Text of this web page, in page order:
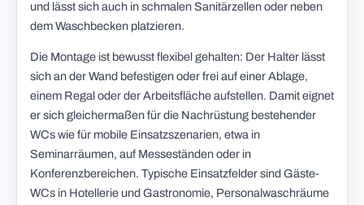
und lässt sich auch in schmalen Sanitärzellen oder neben
dem Waschbecken platzieren.
Die Montage ist bewusst flexibel gehalten: Der Halter lässt
sich an der Wand befestigen oder frei auf einer Ablage,
einem Regal oder der Arbeitsfläche aufstellen. Damit eignet
er sich gleichermaßen für die Nachrüstung bestehender
WCs wie für mobile Einsatzszenarien, etwa in
Seminarräumen, auf Messeständen oder in
Konferenzbereichen. Typische Einsatzfelder sind Gäste-
WCs in Hotellerie und Gastronomie, Personalwaschräume